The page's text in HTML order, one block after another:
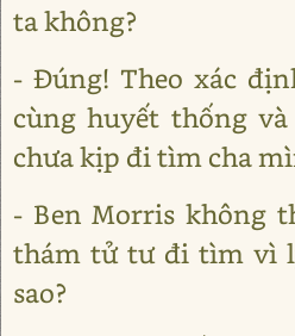
ta không?
- Đúng! Theo xác
cùng huyết thống
chưa kịp đi tìm cha
- Ben Morris không
thám tử tư đi tìm vì
sao?